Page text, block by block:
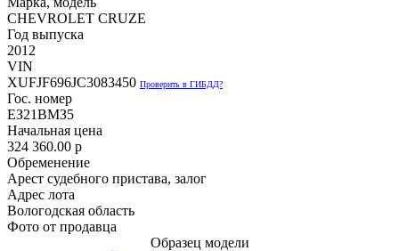
CHEVROLET CRUZE
Год выпуска
2012
VIN
XUFJF696JC3083450 Проверить в ГИБДД?
Гос. номер
ЕЗ21ВМЗ5
Начальная цена
324 360.00 p
Обременение
Арест судебного пристава, залог
Адрес лота
Вологодская область
Фото от продавца
Образец модели